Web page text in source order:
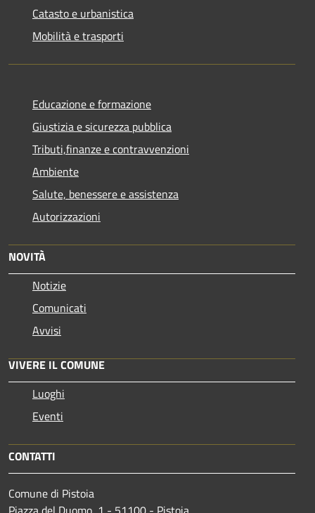
Catasto e urbanistica
Mobilità e trasporti
Educazione e formazione
Giustizia e sicurezza pubblica
Tributi,finanze e contravvenzioni
Ambiente
Salute, benessere e assistenza
Autorizzazioni
NOVITÀ
Notizie
Comunicati
Avvisi
VIVERE IL COMUNE
Luoghi
Eventi
CONTATTI
Comune di Pistoia